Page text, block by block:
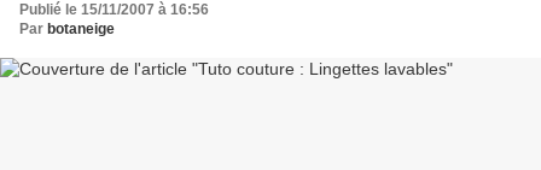
Publié le 15/11/2007 à 16:56
Par botaneige